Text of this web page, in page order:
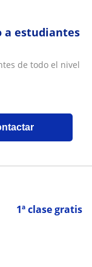
a estudiantes
de todo el nivel
1ª clase gratis